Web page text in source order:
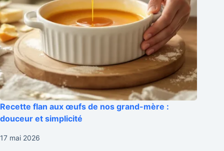
Recette flan aux œufs de nos grand-mère :
douceur et simplicité
17 mai 2026